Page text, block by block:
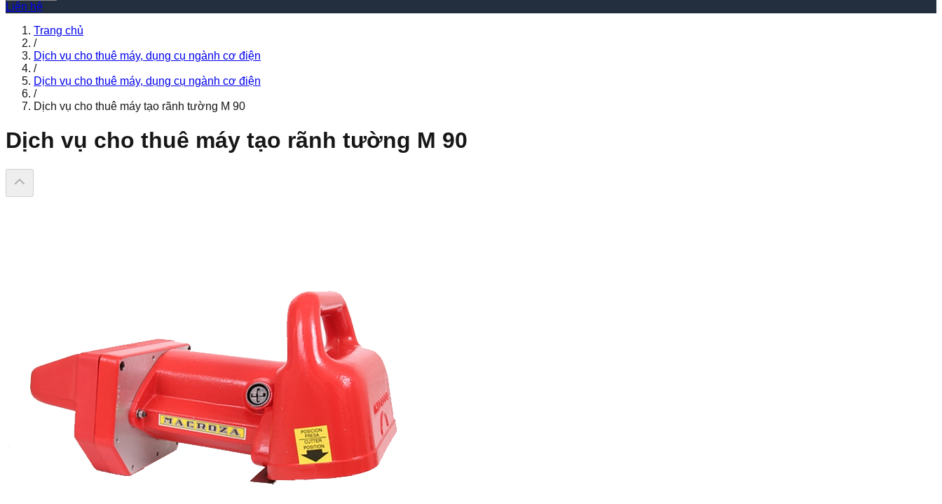
Liên hệ
Trang chủ
/
Dịch vụ cho thuê máy, dụng cụ ngành cơ điện
/
Dịch vụ cho thuê máy, dụng cụ ngành cơ điện
/
Dịch vụ cho thuê máy tạo rãnh tường M 90
Dịch vụ cho thuê máy tạo rãnh tường M 90